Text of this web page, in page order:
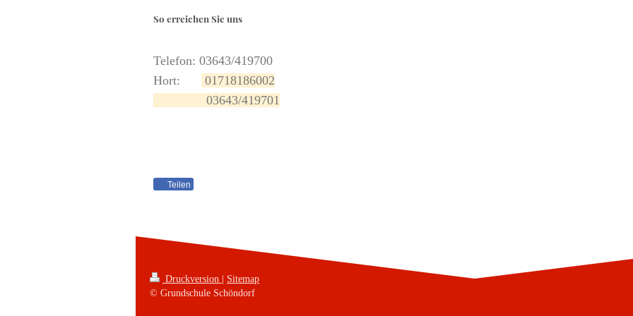
So erreichen Sie uns
Telefon: 03643/419700
Hort:
01718186002
03643/419701
Teilen
Druckversion | Sitemap
© Grundschule Schöndorf